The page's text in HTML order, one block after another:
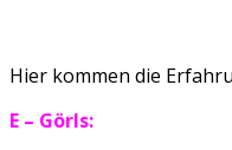
Hier kommen die
E – Görls: